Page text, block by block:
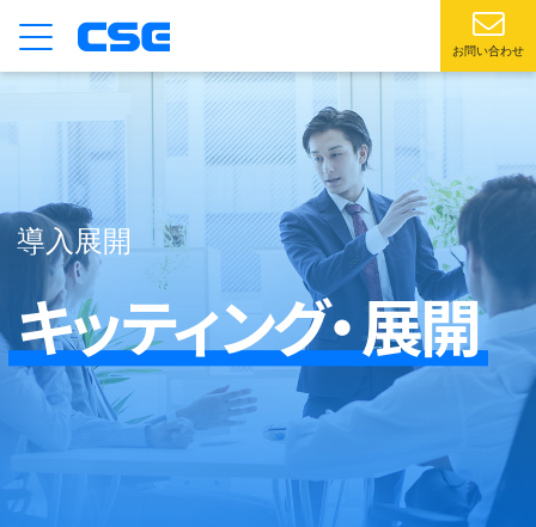
お問い合わせ
導入展開
キッティング・展開